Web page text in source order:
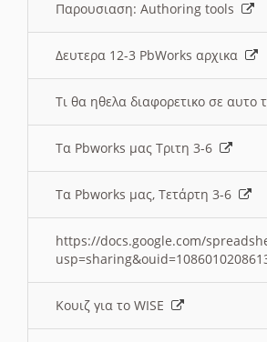
Παρουσιαση: Authoring tools
Δευτερα 12-3 PbWorks αρχικα
Τι θα ηθελα διαφορετικο σε
Τα Pbworks μας Τριτη 3-6
Τα Pbworks μας, Τετάρτη 3-6
https://docs.google.com/
Κουιζ για το WISE